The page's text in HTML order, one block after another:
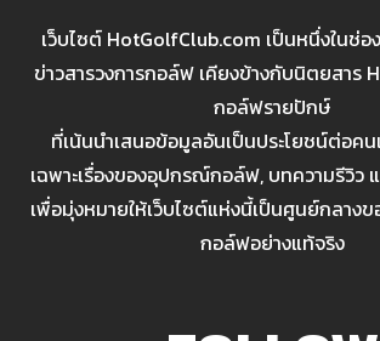
เว็บไซต์ HotGolfClub.com เป็นหนึ่งในช่อ
ข่าวสารวงการกอล์ฟ เคียงข้างกับนิตยสาร
กอล์ฟรายปักษ์
ที่เน้นนำเสนอข้อมูลอันเป็นประโยชน์ต่อค
เฉพาะเรื่องของอุปกรณ์กอล์ฟ, บทความรีวิว
เพื่อมุ่งหมายให้เว็บไซต์แห่งนี้เป็นศูนย์กลาง
กอล์ฟอย่างแท้จริง